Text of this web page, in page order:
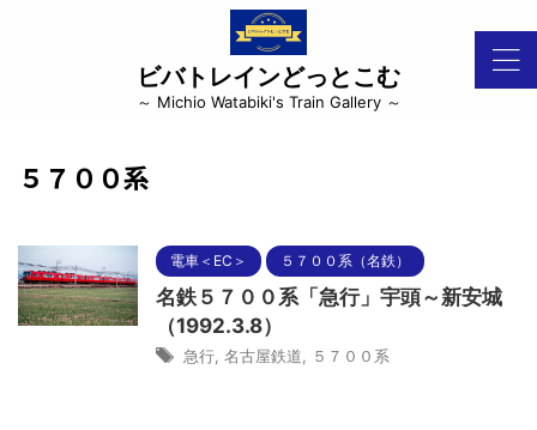
ビバトレインどっとこむ
～ Michio Watabiki's Train Gallery ～
５７００系
電車＜EC＞ ５７００系（名鉄）
名鉄５７００系「急行」宇頭～新安城
（1992.3.8）
急行 名古屋鉄道 ５７００系